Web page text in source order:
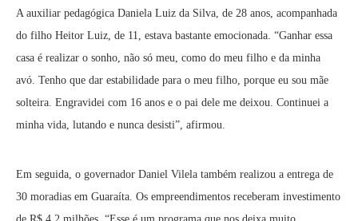
A auxiliar pedagógica Daniela Luiz da Silva, de 28 anos, acompanhada
do filho Heitor Luiz, de 11, estava bastante emocionada. “Ganhar essa
casa é realizar o sonho, não só meu, como do meu filho e da minha
avó. Tenho que dar estabilidade para o meu filho, porque eu sou mãe
solteira. Engravidei com 16 anos e o pai dele me deixou. Continuei a
minha vida, lutando e nunca desisti”, afirmou.
Em seguida, o governador Daniel Vilela também realizou a entrega de
30 moradias em Guaraíta. Os empreendimentos receberam investimento